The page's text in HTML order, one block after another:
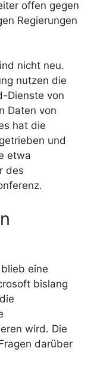
offen gegen
Regierungen
nicht neu.
nutzen die
Dienste von
Daten von
hat die
und
etwa
des
eine
bislang
wird. Die
darüber